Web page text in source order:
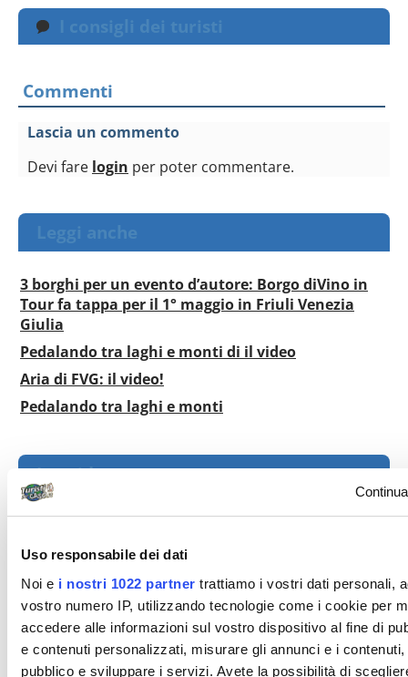
Uso responsabile dei dati
Noi e i nostri 1022 partner trattiamo i vostri dati personali,
vostro numero IP, utilizzando tecnologie come i cookie per
accedere alle informazioni sul vostro dispositivo al fine di
e contenuti personalizzati, misurare gli annunci e i
pubblico e sviluppare i servizi. Avete la possibilità di
I consigli dei turisti
Commenti
Lascia un commento
Devi fare login per poter commentare.
Leggi anche
3 borghi per un evento d’autore: Borgo diVino in
Tour fa tappa per il 1° maggio in Friuli Venezia
Giulia
Pedalando tra laghi e monti di il video
Aria di FVG: il video!
Pedalando tra laghi e monti
In evidenza